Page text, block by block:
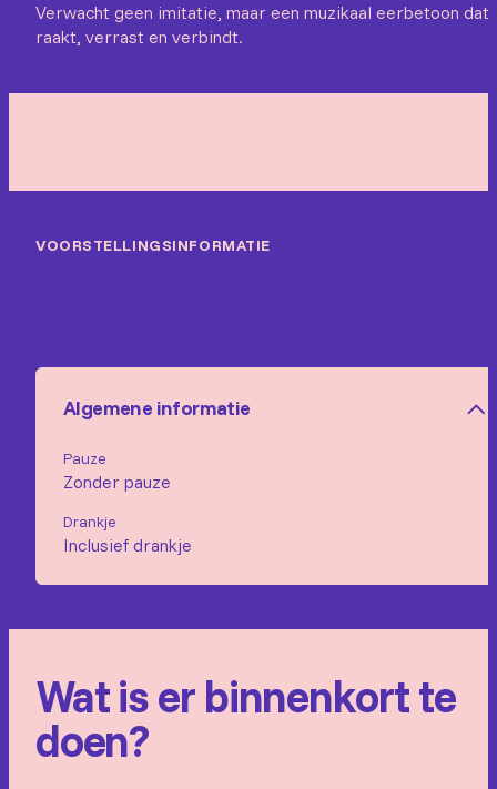
Verwacht geen imitatie, maar een muzikaal eerbetoon dat
raakt, verrast en verbindt.
VOORSTELLINGSINFORMATIE
Algemene informatie
Pauze
Zonder pauze
Drankje
Inclusief drankje
Wat is er binnenkort te
doen?